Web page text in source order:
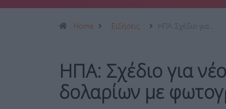
Home Ειδήσεις ΗΠΑ: Σχέδιο για…
ΗΠΑ: Σχέδιο για
δολαρίων με